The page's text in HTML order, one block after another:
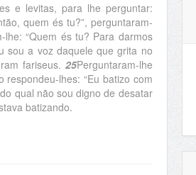
e levitas, para lhe perguntar:
quem és tu?”, perguntaram-
lhe: “Quem és tu? Para darmos
sou a voz daquele que grita no
fariseus. 25Perguntaram-lhe
respondeu-lhes: “Eu batizo com
qual não sou digno de desatar
batizando.